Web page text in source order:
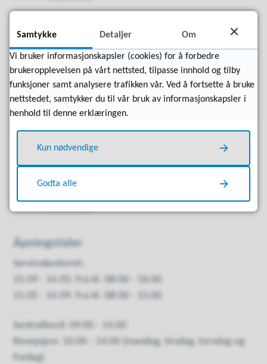
Astri C. Bævre Istad
Åpningstider
Servicekontoret:
15.09 - 14.05: Fra kl. 08:00 - 16:00
15.05 - 14.09: Fra kl. 08:00 - 15:00
Sentralbord: 09:00 - 14:00
Resepsjon: 10:00 - 14:00 (mandag, tirsdag, torsdag og
fredag)
Samtykke Detaljer Om
Vi bruker informasjonskapsler (cookies) for å forbedre
brukeropplevelsen på vårt nettsted, tilpasse innhold og tilby
funksjoner samt analysere trafikken vår. Ved å fortsette å bruke
nettstedet, samtykker du til vår bruk av informasjonskapsler i
henhold til denne erklæringen.
Kun nødvendige
Godta alle